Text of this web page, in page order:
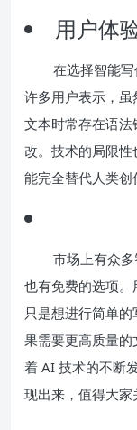
用户体
在选择智能写
许多用户表示，
文本时常存在语
改。技术的局限
能完全替代人类创
市场上有众
也有免费的选项
只是想进行简单
果需要更高质量
着 AI 技术的不断
现出来，值得大家